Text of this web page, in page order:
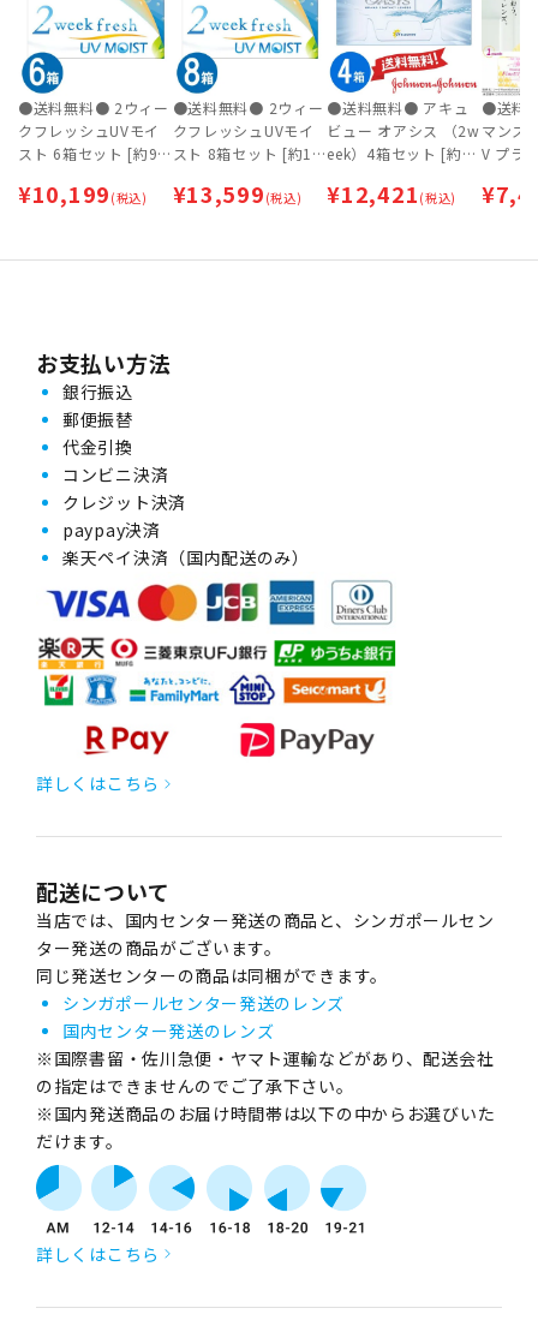
●送料無料● 2ウィー
クフレッシュUVモイ
スト 6箱セット [約9
用】
¥10,199 (税込)
●送料無料● 2ウィー
クフレッシュUVモイ
スト 8箱セット [約1
用】
¥13,599 (税込)
●送料無料● アキュ
ビュー オアシス （2w
eek）4箱セット [約6
用】
¥12,421 (税込)
●送料
マンス
V プラ
セット
¥
お支払い方法
銀行振込
郵便振替
代金引換
コンビニ決済
クレジット決済
paypay決済
楽天ペイ決済（国内配送のみ）
詳しくはこちら
配送について
当店では、国内センター発送の商品と、シンガポールセン
ター発送の商品がございます。
同じ発送センターの商品は同梱ができます。
シンガポールセンター発送のレンズ
国内センター発送のレンズ
※国際書留・佐川急便・ヤマト運輸などがあり、配送会社
の指定はできませんのでご了承下さい。
※国内発送商品のお届け時間帯は以下の中からお選びいた
だけます。
詳しくはこちら